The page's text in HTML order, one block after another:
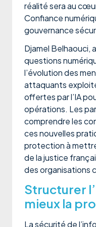
réalité sera au
Confiance
gouvernance
Djamel Belhaouci,
questions
l’évolution des
attaquants
offertes par l’IA
opérations. Les
comprendre les
ces nouvelles
protection à
de la justice
des organisations
Structurer
mieux la
La sécurité de